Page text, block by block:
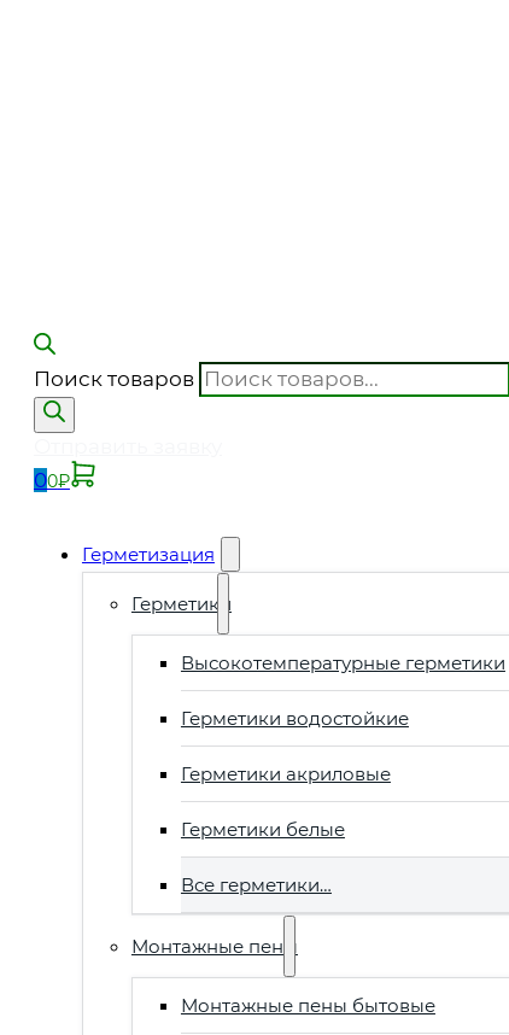
Поиск товаров
00₽
Герметизация
Герметики
Высокотемпературные герметики
Герметики водостойкие
Герметики акриловые
Герметики белые
Все герметики…
Монтажные пены
Монтажные пены бытовые